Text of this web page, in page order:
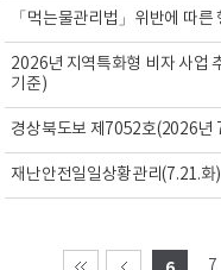
「먹는물관리법」위반에 따른
2026년 지역특화형 비자 사업
기준)
경상북도보 제7052호(2026년
재난안전일일상황관리(7.21.화)